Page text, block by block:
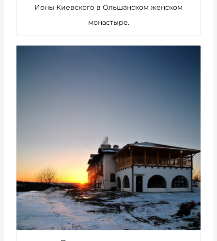
Ионы Киевского в Ольшанском женском
монастыре.